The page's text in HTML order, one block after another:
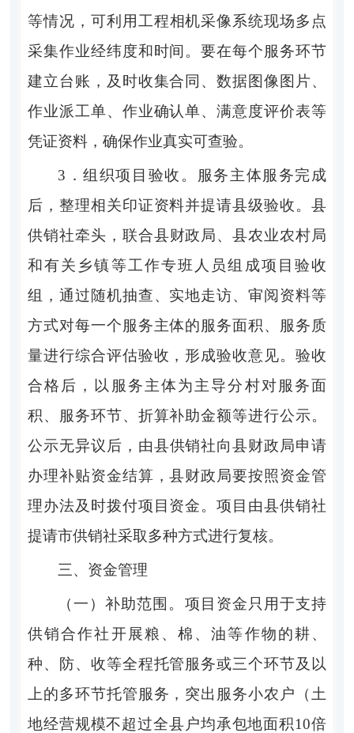
等情况，可利 用工程相机采像系统现场多点
采集作业经纬度和时间。要在每个服务环节
建立台账，及时收集合同、数据图像图片、
作业派工单、作业确认单、满意度评价表等
凭证资料，确保作业真实可查验。
3．组织项目验收。
服务主体服务完成
后，整理相关印证资料并提请县级验收。县
供销社牵头，联合县财政局、县农业农村局
和有关 乡镇等工作专班 人员组成项目验收
组，通过随机抽查、实地走访、审阅资料等
方式对每一个服务主体的服务面积、服务质
量进行综合评估验收，形成验收意见。验收
合格后，以服务主体为主导分村对服务面
积、服务环节、折算补助金额等进行公示。
公示无异议后， 由县供销社向县财政局申请
办理补贴资金结算，县财政局要按照资金管
理办法及时拨付项目资金。项目由县供销社
提请市供销社采取多种方式进行复核。
三、资金管理
（一）补助范围。 项目 资金只用于支持
供销合作社开展粮、棉、油等作物的耕、
种、防、收等全程托管服务或三个环节及以
上的多环节托管服务，突出服务小农户（土
地经营规模不超过全县户均承包地面积10倍